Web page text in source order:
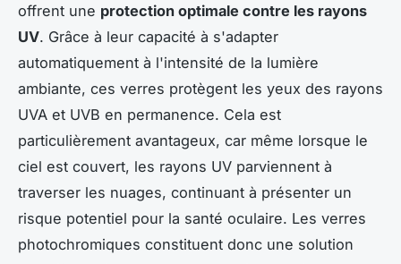
offrent une protection optimale contre les rayons
UV. Grâce à leur capacité à s'adapter
automatiquement à l'intensité de la lumière
ambiante, ces verres protègent les yeux des rayons
UVA et UVB en permanence. Cela est
particulièrement avantageux, car même lorsque le
ciel est couvert, les rayons UV parviennent à
traverser les nuages, continuant à présenter un
risque potentiel pour la santé oculaire. Les verres
photochromiques constituent donc une solution